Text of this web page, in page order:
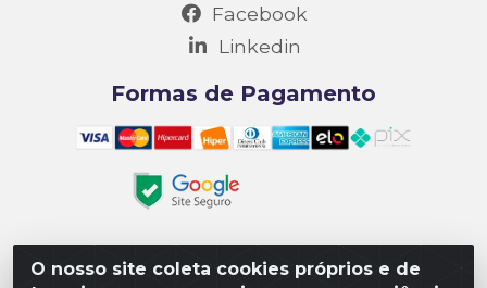
O nosso site coleta cookies próprios e de
Facebook
Linkedin
Formas de Pagamento
Matriz R3 Suprimentos - Rua 14, Polo Empresarial Goiás